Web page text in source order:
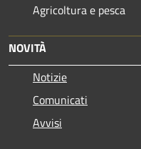
Agricoltura e pesca
NOVITÀ
Notizie
Comunicati
Avvisi